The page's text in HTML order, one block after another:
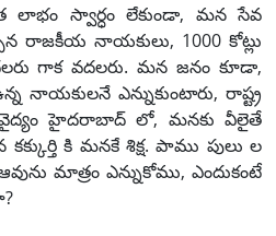
స్వార్ధం లేకుండా, మన సేవ
రాజకీయ నాయకులు, 1000 కోట్లు
గాక వదలరు. మన జనం కూడా,
నాయకులనే ఎన్నుకుంటారు, రాష్ట్ర
హైదరాబాద్ లో, మనకు వీలైతే
కి మనకే శిక్ష. పాము పులు ల
మాత్రం ఎన్నుకోము, ఎందుకంటే